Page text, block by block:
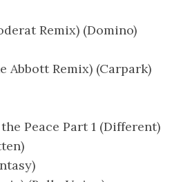
Remix) (Domino)
Abbott Remix) (Carpark)
Peace Part 1 (Different)